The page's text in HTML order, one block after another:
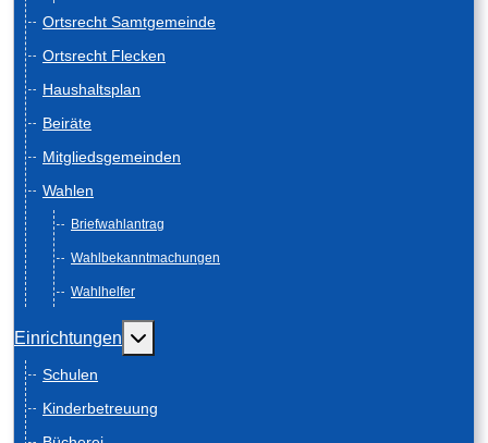
Ortsrecht Samtgemeinde
Ortsrecht Flecken
Haushaltsplan
Beiräte
Mitgliedsgemeinden
Wahlen
Briefwahlantrag
Wahlbekanntmachungen
Wahlhelfer
Einrichtungen Weitere Informationen: Einrichtungen
Schulen
Kinderbetreuung